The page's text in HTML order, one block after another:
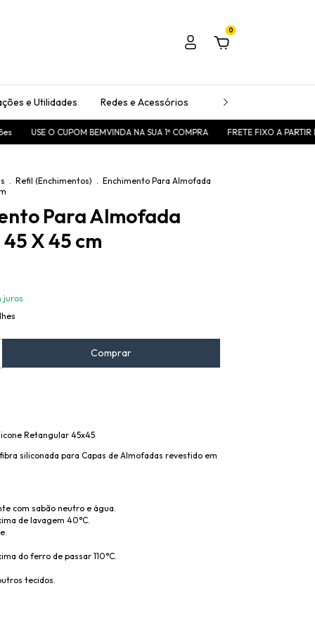
0
e Utilidades Redes e Acessórios Passadeiras
USE O CUPOM BEMVINDA NA SUA 1ª COMPRA FRETE FIXO A PARTIR
. Refil (Enchimentos) . Enchimento Para Almofada
Para Almofada
X 45 cm
juros
Retangular 45x45
siliconada para Capas de Almofadas revestido em
com sabão neutro e água.
de lavagem 40°C.
do ferro de passar 110°C.
tecidos.